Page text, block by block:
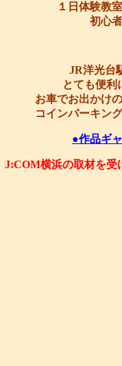
１日体験教
初心
JR洋光台
とても便利
お車でお出かけ
コインパーキン
●作品ギ
J:COM横浜の